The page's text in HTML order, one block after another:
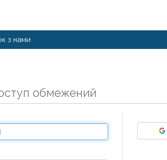
з нами
обмежений